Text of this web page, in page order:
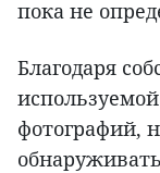
пока не
Благодаря
фотографий,